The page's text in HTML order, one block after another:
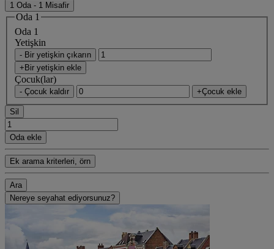
1 Oda - 1 Misafir
Oda 1
Oda 1
Yetişkin
- Bir yetişkin çıkarın
+Bir yetişkin ekle
Çocuk(lar)
- Çocuk kaldır +Çocuk ekle
Sil
Oda ekle
Ek arama kriterleri, örn
Ara
Nereye seyahat ediyorsunuz?